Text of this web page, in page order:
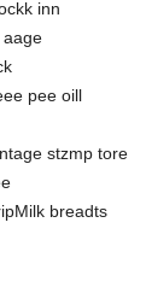
inn
aage
pee oill
stzmp tore
breadts